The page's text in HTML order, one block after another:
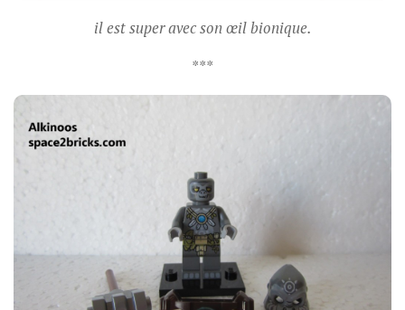
il est super avec son œil bionique.
***